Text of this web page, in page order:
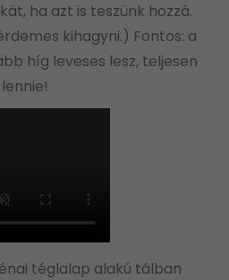
ha azt is teszünk hozzá.
kihagyni.) Fontos: a
híg leveses lesz, teljesen
téglalap alakú tálban